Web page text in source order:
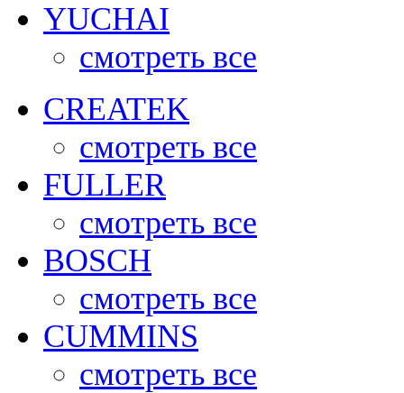
YUCHAI
смотреть все
CREATEK
смотреть все
FULLER
смотреть все
BOSCH
смотреть все
CUMMINS
смотреть все